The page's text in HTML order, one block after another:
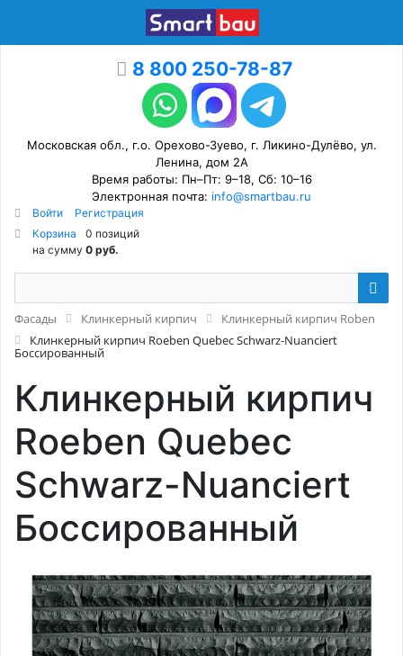
8 800 250-78-87
Московская обл., г.о. Орехово-Зуево, г. Ликино-Дулёво, ул.
Ленина, дом 2А
Время работы: Пн–Пт: 9–18, Сб: 10–16
Электронная почта: info@smartbau.ru
Войти
Регистрация
Корзина
0 позиций
на сумму 0 руб.
Фасады Клинкерный кирпич
Клинкерный кирпич Roben
Клинкерный кирпич Roeben Quebec Schwarz-Nuanciert
Боссированный
Клинкерный кирпич
Roeben Quebec
Schwarz-Nuanciert
Боссированный